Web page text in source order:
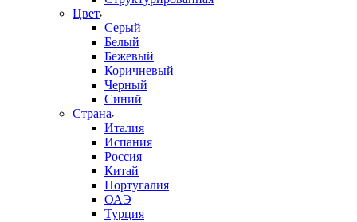
Цвет
Серый
Белый
Бежевый
Коричневый
Черный
Синий
Страна
Италия
Испания
Россия
Китай
Португалия
ОАЭ
Турция